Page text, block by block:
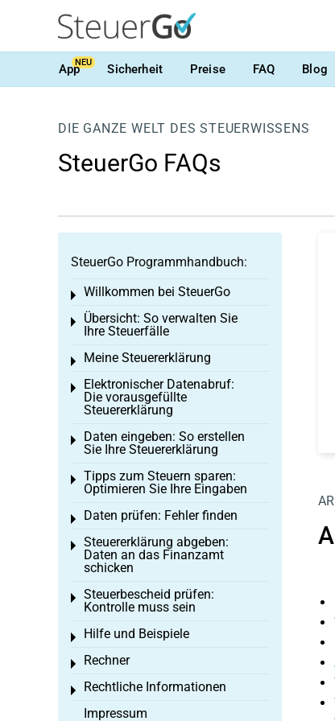
AppNEU Sicherheit Preise FAQ Blog
DIE GANZE WELT DES STEUERWISSENS
SteuerGo FAQs
SteuerGo Programmhandbuch:
Willkommen bei SteuerGo
Toggle menu
Übersicht: So verwalten Sie
Ihre Steuerfälle
Toggle menu
Meine Steuererklärung
Toggle menu
Elektronischer Datenabruf:
Die vorausgefüllte
Steuererklärung
Toggle menu
Daten eingeben: So erstellen
Sie Ihre Steuererklärung
Toggle menu
Tipps zum Steuern sparen:
Optimieren Sie Ihre Eingaben
Toggle menu
Daten prüfen: Fehler finden
Toggle menu
Steuererklärung abgeben:
Daten an das Finanzamt
schicken
Toggle menu
Steuerbescheid prüfen:
Kontrolle muss sein
Toggle menu
Hilfe und Beispiele
Toggle menu
Rechner
Toggle menu
Rechtliche Informationen
Toggle menu
Impressum